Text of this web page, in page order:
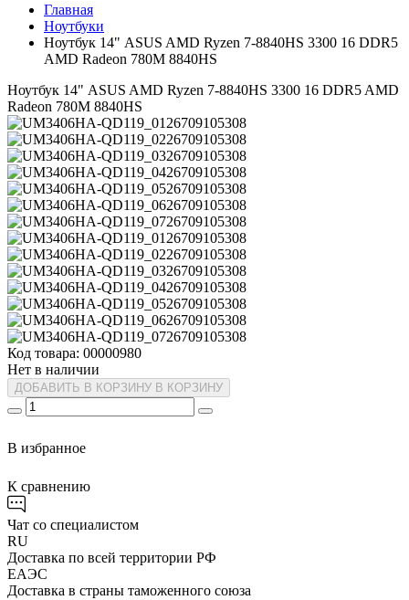
Главная
Ноутбуки
Ноутбук 14" ASUS AMD Ryzen 7-8840HS 3300 16 DDR5
AMD Radeon 780M 8840HS
Ноутбук 14" ASUS AMD Ryzen 7-8840HS 3300 16 DDR5 AMD
Radeon 780M 8840HS
Код товара: 00000980
Нет в наличии
ДОБАВИТЬ В КОРЗИНУ В КОРЗИНУ
В избранное
К сравнению
Чат со специалистом
RU
Доставка по всей территории РФ
ЕАЭС
Доставка в страны таможенного союза